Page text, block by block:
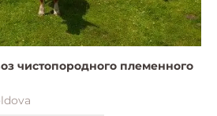
чистопородного племенного